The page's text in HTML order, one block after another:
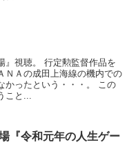
』視聴。 行定勲監督作品を
ＮＡの成田上海線の機内での
かったという・・・。 この
と...
『令和元年の人生ゲー